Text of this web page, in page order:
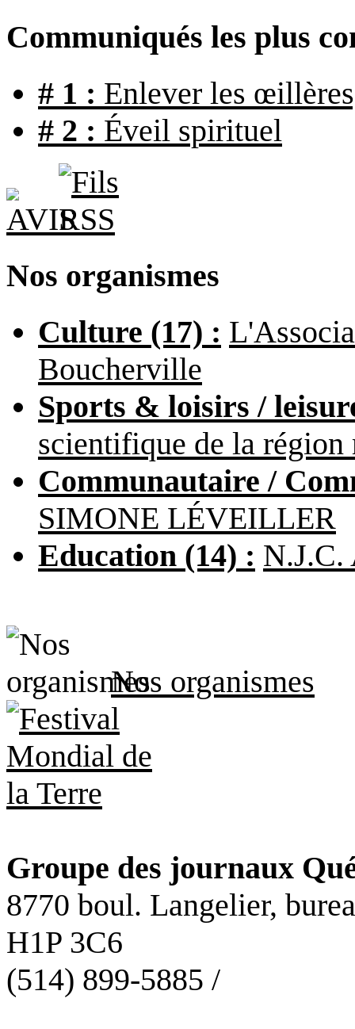
Communiqués les plus
# 1 : Enlever les
# 2 : Éveil spirituel
Nos organismes
Culture (17) :
Boucherville
Sports & loisirs /
scientifique de la
Communautaire /
SIMONE LÉVEILLER
Education (14) : N.J.C.
Nos organismes
Groupe des journaux
8770 boul. Langelier,
H1P 3C6
(514) 899-5885 /